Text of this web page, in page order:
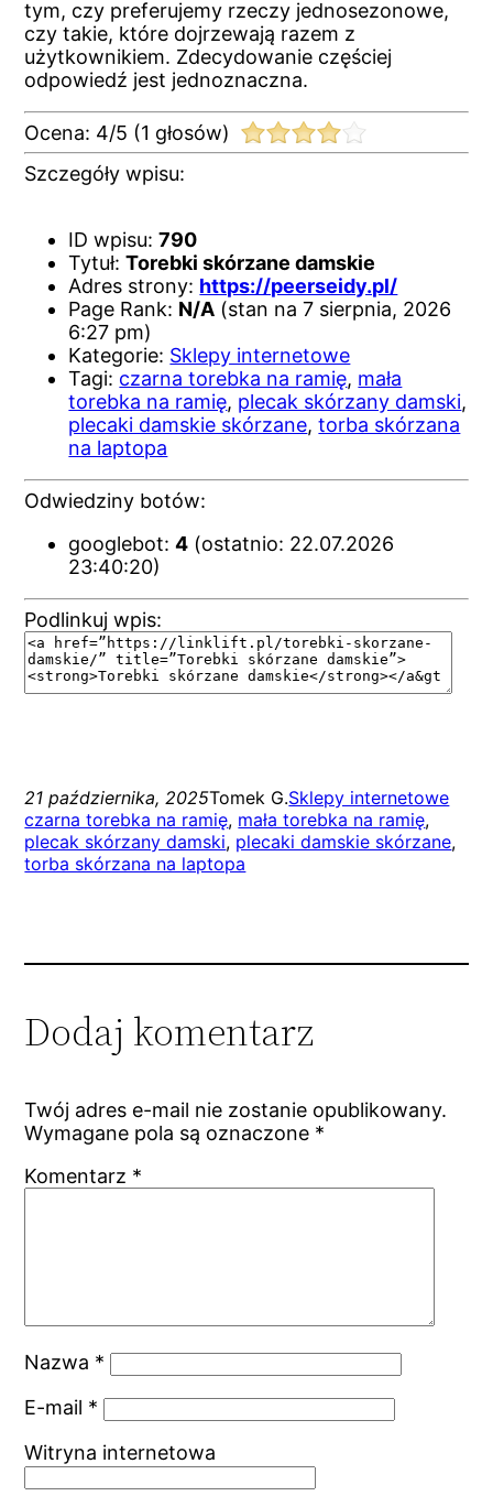
tym, czy preferujemy rzeczy jednosezonowe,
czy takie, które dojrzewają razem z
użytkownikiem. Zdecydowanie częściej
odpowiedź jest jednoznaczna.
Ocena: 4/5 (1 głosów)
Szczegóły wpisu:
ID wpisu:790
Tytuł:Torebki skórzane damskie
Adres strony: https://peerseidy.pl/
Page Rank: N/A (stan na 7 sierpnia, 2026
6:27 pm)
Kategorie: Sklepy internetowe
Tagi: czarna torebka na ramię, mała
torebka na ramię, plecak skórzany damski,
plecaki damskie skórzane,torba skórzana
na laptopa
Odwiedziny botów:
googlebot:4 (ostatnio: 22.07.2026
23:40:20)
Podlinkuj wpis:
21 października, 2025Tomek G.Sklepy internetowe
czarna torebka na ramię, mała torebka na ramię
plecak skórzany damski, plecaki damskie skórzane
torba skórzana na laptopa
Dodaj komentarz
Twój adres e-mail nie zostanie opublikowany.
Wymagane pola są oznaczone *
Komentarz *
Nazwa *
E-mail *
Witryna internetowa